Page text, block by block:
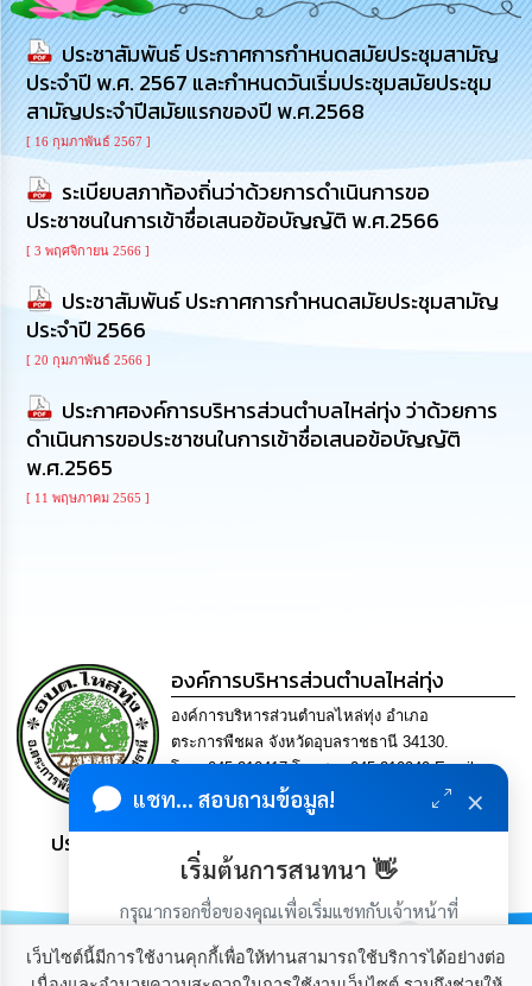
การ
ส่ง
เสริม
ความ
โปร่งใส
การ
จัด
ซื้อ
จ้าง
การ
เงิน
การ
คลัง
นโยบาย
No
เพื่อ
ป้องกัน
การ
ทุจริต
มาตรการ
เสริม
คุณธรรม
โปร่งใส
ประชาสัมพันธ์ ประกาศการกำหนดสมัยประชุมสามัญ
ประจำปี พ.ศ. 2567 และกำหนดวันเริ่มประชุมสมัยประชุม
สามัญประจำปีสมัยแรกของปี พ.ศ.2568
[ 16 กุมภาพันธ์ 2567 ]
ระเบียบสภาท้องถิ่นว่าด้วยการดำเนินการขอ
ประชาชนในการเข้าชื่อเสนอข้อบัญญัติ พ.ศ.2566
[ 3 พฤศจิกายน 2566 ]
ประชาสัมพันธ์ ประกาศการกำหนดสมัยประชุมสามัญ
ประจำปี 2566
[ 20 กุมภาพันธ์ 2566 ]
ประกาศองค์การบริหารส่วนตำบลไหล่ทุ่ง ว่าด้วยการ
ดำเนินการขอประชาชนในการเข้าชื่อเสนอข้อบัญญัติ
พ.ศ.2565
[ 11 พฤษภาคม 2565 ]
องค์การบริหารส่วนตำบลไหล่ทุ่ง
องค์การบริหารส่วนตำบลไหล่ทุ่ง อำเภอ
ตระการพืชผล จังหวัดอุบลราชธานี 34130.
โทร. 045-210417 โทรสาร 045-210949 Email
saraban-laithung@lgo.mail.go.th
ประชาชน มีภูมิคุ้มกัน พึ่งพาตนเอง พอเพียง เป็นสุข
เว็บไซต์นี้มีการใช้งานคุกกี้เพื่อให้ท่านสามารถใช้บริการได้อย่างต่อ
แชท... สอบถามข้อมูล! ×
เริ่มต้นการสนทนา 👋
กรุณากรอกชื่อของคุณเพื่อเริ่มแชทกับเจ้าหน้าที่